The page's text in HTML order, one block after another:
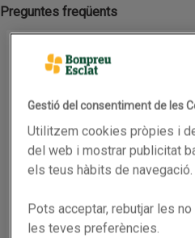
Preguntes freqüents
Fes clic aquí per consultar els codis
Gestió del consentiment de les
Utilitzem cookies pròpies i
del web i mostrar publicitat
els teus hàbits de navegació.
Pots acceptar, rebutjar les
les teves preferències.